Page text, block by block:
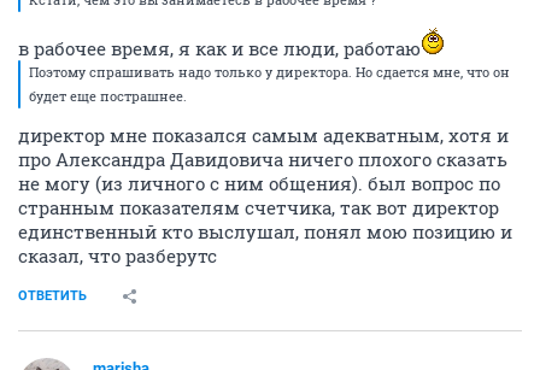
в рабочее время, я как и все люди, работаю
Поэтому спрашивать надо только у директора. Но сдается мне, что он
будет еще пострашнее.
директор мне показался самым адекватным, хотя и
про Александра Давидовича ничего плохого сказать
не могу (из личного с ним общения). был вопрос по
странным показателям счетчика, так вот директор
единственный кто выслушал, понял мою позицию и
сказал, что разберутс
ОТВЕТИТЬ